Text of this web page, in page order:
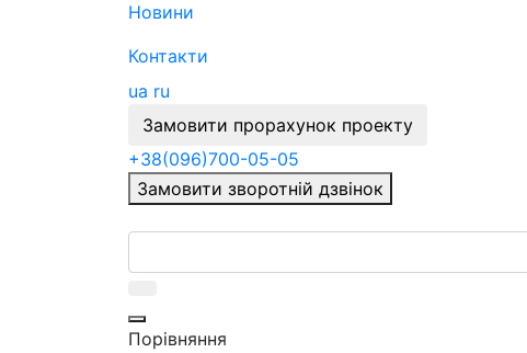
Новини
Контакти
ua ru
Замовити прорахунок проекту
+38(096)700-05-05
Замовити зворотній дзвінок
Порівняння